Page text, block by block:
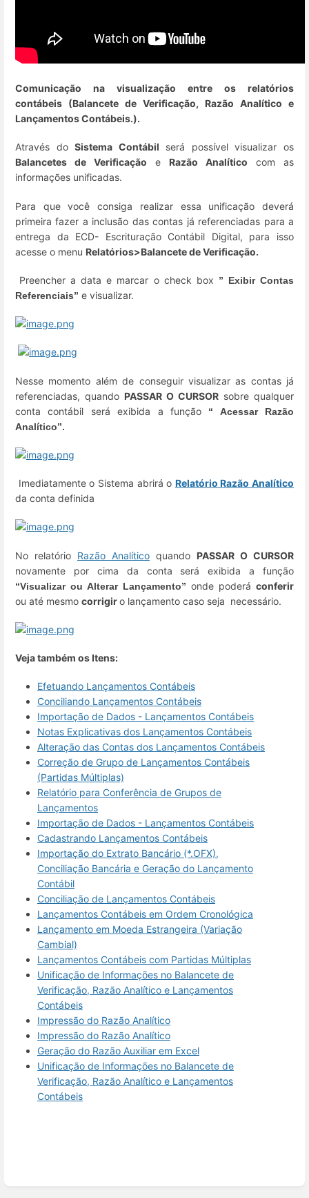
Comunicação na visualização entre os relatórios
contábeis (Balancete de Verificação, Razão Analítico e
Lançamentos Contábeis.).
Através doSistema Contábil será possível visualizar os
Balancetes de Verificação e Razão Analítico com as
informações unificadas.
Para que você consiga realizar essa unificação deverá
primeira fazer a inclusão das contas já referenciadas para a
entrega da ECD- Escrituração Contábil Digital, para isso
acesse o menu Relatórios>Balancete de Verificação.
Preencher a data e marcar o check box ” Exibir Contas
Referenciais” e visualizar.
Nesse momento além de conseguir visualizar as contas já
referenciadas, quando PASSAR O CURSOR sobre qualquer
conta contábil será exibida a função “ Acessar Razão
Analítico”.
Imediatamente o Sistema abrirá o Relatório Razão Analítico
da conta definida
No relatório Razão Analítico quando PASSAR O CURSOR
novamente por cima da conta será exibida a função
“Visualizar ou Alterar Lançamento” onde poderá conferir
ou até mesmo corrigiro lançamento caso seja necessário.
Veja também os Itens:
Efetuando Lançamentos Contábeis
Conciliando Lançamentos Contábeis
Importação de Dados - Lançamentos Contábeis
Notas Explicativas dos Lançamentos Contábeis
Alteração das Contas dos Lançamentos Contábeis
Correção de Grupo de Lançamentos Contábeis
(Partidas Múltiplas)
Relatório para Conferência de Grupos de
Lançamentos
Importação de Dados - Lançamentos Contábeis
Cadastrando Lançamentos Contábeis
Importação do Extrato Bancário (*.OFX),
Conciliação Bancária e Geração do Lançamento
Contábil
Conciliação de Lançamentos Contábeis
Lançamentos Contábeis em Ordem Cronológica
Lançamento em Moeda Estrangeira (Variação
Cambial)
Lançamentos Contábeis com Partidas Múltiplas
Unificação de Informações no Balancete de
Verificação, Razão Analítico e Lançamentos
Contábeis
Impressão do Razão Analítico
Impressão do Razão Analítico
Geração do Razão Auxiliar em Excel
Unificação de Informações no Balancete de
Verificação, Razão Analítico e Lançamentos
Contábeis